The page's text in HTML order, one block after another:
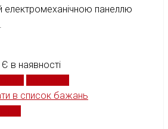
електромеханічною панеллю
Є в наявності
в список бажань